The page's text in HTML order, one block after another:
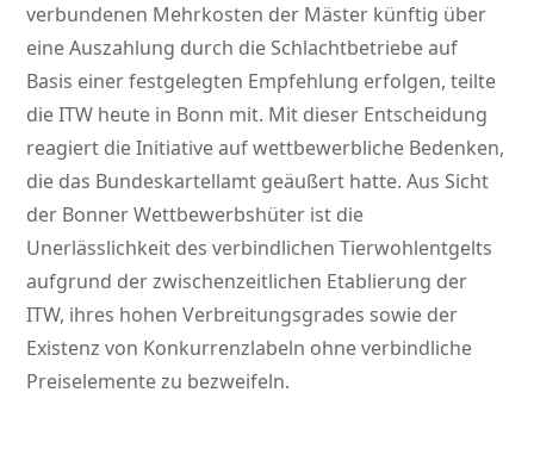
verbundenen Mehrkosten der Mäster künftig über
eine Auszahlung durch die Schlachtbetriebe auf
Basis einer festgelegten Empfehlung erfolgen, teilte
die ITW heute in Bonn mit. Mit dieser Entscheidung
reagiert die Initiative auf wettbewerbliche Bedenken,
die das Bundeskartellamt geäußert hatte. Aus Sicht
der Bonner Wettbewerbshüter ist die
Unerlässlichkeit des verbindlichen Tierwohlentgelts
aufgrund der zwischenzeitlichen Etablierung der
ITW, ihres hohen Verbreitungsgrades sowie der
Existenz von Konkurrenzlabeln ohne verbindliche
Preiselemente zu bezweifeln.